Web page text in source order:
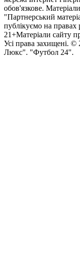
обов'язкове.
"Партнерський
публікуємо на правах
21+Матеріали сайту
Усi права захищенi. ©
Люкс". "Футбол 24".